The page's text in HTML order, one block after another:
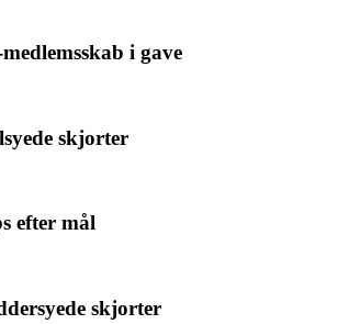
i gave
skjorter
efter mål
skjorter